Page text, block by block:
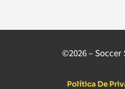
©2026 –
Política De